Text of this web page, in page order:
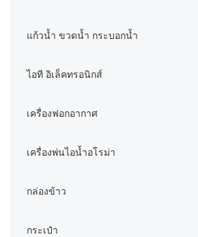
แก้วน้ำ ขวดน้ำ กระบอกน้ำ
ไอที อิเล็คทรอนิกส์
เครื่องฟอกอากาศ
เครื่องพ่นไอน้ำอโรม่า
กล่องข้าว
กระเป๋า